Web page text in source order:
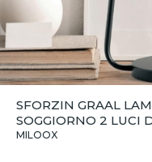
SFORZIN GRAAL
SOGGIORNO 2 LUCI
MILOOX